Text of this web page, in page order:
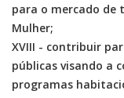
para o mercado de
Mulher;
XVIII - contribuir
públicas visando a
programas